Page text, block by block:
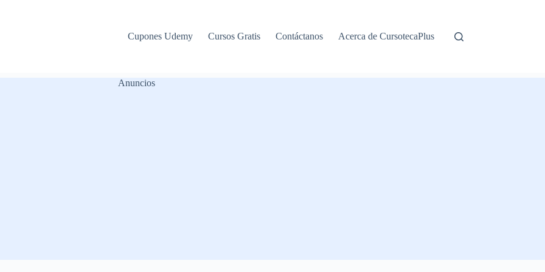
Cupones Udemy Cursos Gratis Contáctanos Acerca de CursotecaPlus
Anuncios